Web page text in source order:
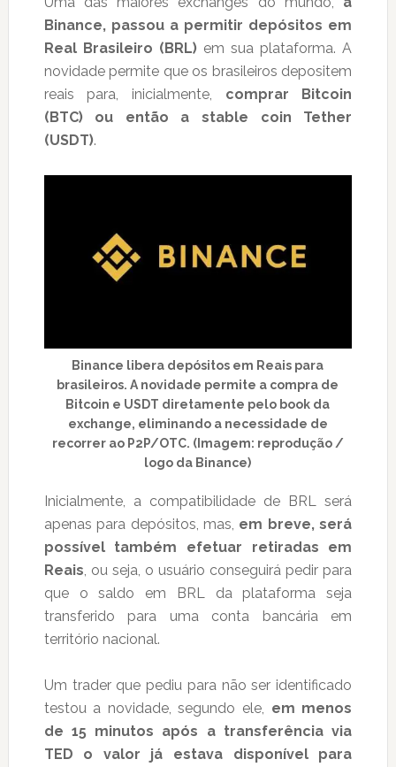
Binance, passou a permitir depósitos em
Real Brasileiro (BRL)em sua plataforma. A
novidade permite que os brasileiros depositem
reais para, inicialmente, comprar Bitcoin
(BTC) ou então a stable coin Tether
(USDT).
Binance libera depósitos em Reais para
brasileiros. A novidade permite a compra de
Bitcoin e USDT diretamente pelo book da
exchange, eliminando a necessidade de
recorrer ao P2P/OTC. (Imagem: reprodução /
logo da Binance)
Inicialmente, a compatibilidade de BRL será
apenas para depósitos, mas, em breve, será
possível também efetuar retiradas em
Reais , ou seja, o usuário conseguirá pedir para
que o saldo em BRL da plataforma seja
transferido para uma conta bancária em
território nacional.
Um trader que pediu para não ser identificado
testou a novidade, segundo ele, em menos
de 15 minutos após a transferência via
TED o valor já estava disponível para